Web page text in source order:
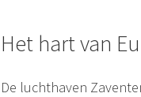
Het hart van
De luchthaven